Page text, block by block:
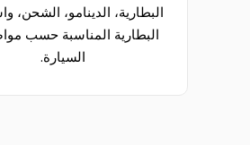
البطارية، الدينامو، الشحن،
البطارية المناسبة حسب
السيارة.